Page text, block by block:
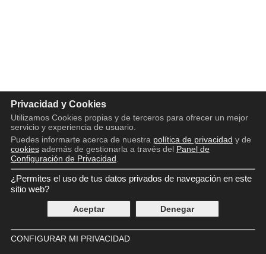
Copyright © 2016 - 2026
Aviso legal
Política de cookies
Contácto
Privacidad y Cookies
Utilizamos Cookies propias y de terceros para ofrecer un mejor
servicio y experiencia de usuario.
Puedes informarte acerca de nuestra política de privacidad y de
cookiesademás de gestionarla a través del Panel de
Configuración de Privacidad
¿Permites el uso de tus datos privados de navegación en este
sitio web?
Aceptar Denegar
CONFIGURAR MI PRIVACIDAD